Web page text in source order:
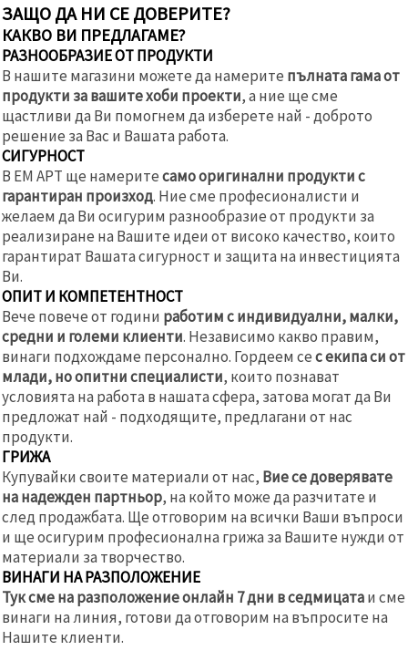
ЗАЩО ДА НИ СЕ ДОВЕРИТЕ?
КАКВО ВИ ПРЕДЛАГАМЕ?
РАЗНООБРАЗИЕ ОТ ПРОДУКТИ
В нашите магазини можете да намерите пълната гама от
продукти за вашите хоби проекти, а ние ще сме
щастливи да Ви помогнем да изберете най - доброто
решение за Вас и Вашата работа.
СИГУРНОСТ
В ЕМ АРТ ще намеритесамо оригинални продукти с
гарантиран произход. Ние сме професионалисти и
желаем да Ви осигурим разнообразие от продукти за
реализиране на Вашите идеи от високо качество, които
гарантират Вашата сигурност и защита на инвестицията
Ви.
ОПИТ И КОМПЕТЕНТНОСТ
Вече повече от години работим с индивидуални, малки,
средни и големи клиенти. Независимо какво правим,
винаги подхождаме персонално. Гордеем сес екипа си от
млади, но опитни специалисти, които познават
условията на работа в нашата сфера, затова могат да Ви
предложат най - подходящите, предлагани от нас
продукти.
ГРИЖА
Купувайки своите материали от нас, Вие се доверявате
на надежден партньор, на който може да разчитате и
след продажбата. Ще отговорим на всички Ваши въпроси
и ще осигурим професионална грижа за Вашите нужди от
материали за творчество.
ВИНАГИ НА РАЗПОЛОЖЕНИЕ
Тук сме на разположение онлайн 7 дни в седмицатаи сме
винаги на линия, готови да отговорим на въпросите на
Нашите клиенти.